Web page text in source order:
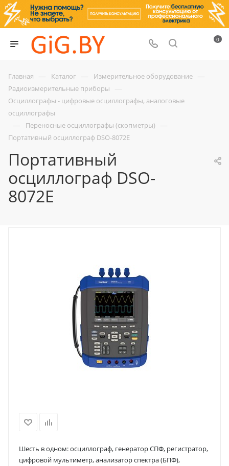
0
Главная — Каталог — Измерительное оборудование —
Радиоизмерительные приборы —
Осциллографы - цифровые осциллографы, аналоговые
осциллографы
— Переносные осциллографы (скопметры) —
Портативный осциллограф DSO-8072E
Портативный
осциллограф DSO-
8072E
Шесть в одном: осциллограф, генератор СПФ, регистратор,
цифровой мультиметр, анализатор спектра (БПФ),